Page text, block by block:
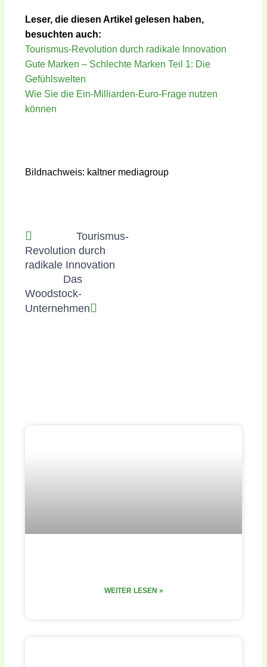
Leser, die diesen Artikel gelesen haben,
besuchten auch:
Tourismus-Revolution durch radikale Innovation
Gute Marken – Schlechte Marken Teil 1: Die
Gefühlswelten
Wie Sie die Ein-Milliarden-Euro-Frage nutzen
können
Bildnachweis: kaltner mediagroup
VorherigerTourismus-
Revolution durch
radikale Innovation
Das
Woodstock-
Unternehmen
WEITER LESEN »